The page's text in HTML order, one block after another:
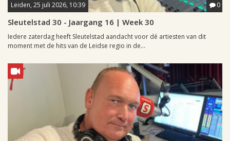
Leiden, 25 juli 2026, 10:39 0
Sleutelstad 30 - Jaargang 16 | Week 30
Iedere zaterdag heeft Sleutelstad aandacht voor dé artiesten van dit
moment met de hits van de Leidse regio in de...